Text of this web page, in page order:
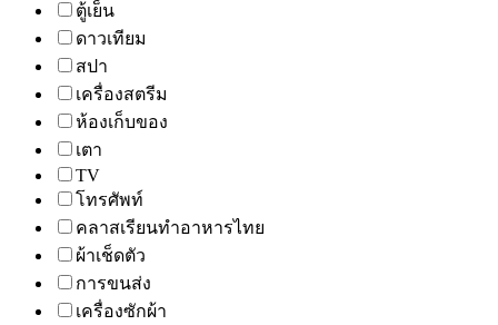
ตู้เย็น
ดาวเทียม
สปา
เครื่องสตรีม
ห้องเก็บของ
เตา
TV
โทรศัพท์
คลาสเรียนทำอาหารไทย
ผ้าเช็ดตัว
การขนส่ง
เครื่องซักผ้า